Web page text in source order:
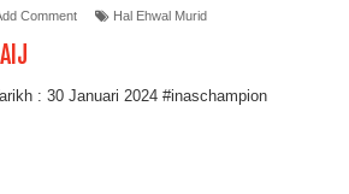
Comment Hal Ehwal Murid
: 30 Januari 2024 #inaschampion